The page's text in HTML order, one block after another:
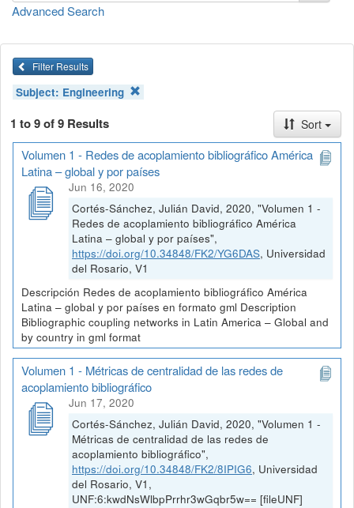
Advanced Search
Filter Results
Subject: Engineering
1 to 9 of 9 Results Sort
Volumen 1 - Redes de acoplamiento bibliográfico América
Latina – global y por países
Jun 16, 2020
Cortés-Sánchez, Julián David, 2020, "Volumen 1 -
Redes de acoplamiento bibliográfico América
Latina – global y por países",
https://doi.org/10.34848/FK2/YG6DAS, Universidad
del Rosario, V1
Descripción Redes de acoplamiento bibliográfico América
Latina – global y por países en formato gml Description
Bibliographic coupling networks in Latin America – Global and
by country in gml format
Volumen 1 - Métricas de centralidad de las redes de
acoplamiento bibliográfico
Jun 17, 2020
Cortés-Sánchez, Julián David, 2020, "Volumen 1 -
Métricas de centralidad de las redes de
acoplamiento bibliográfico",
https://doi.org/10.34848/FK2/8IPIG6, Universidad
del Rosario, V1,
UNF:6:kwdNsWlbpPrrhr3wGqbr5w== [fileUNF]